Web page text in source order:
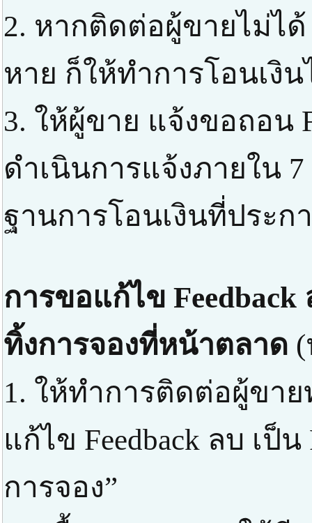
2. หากติดต่อผู้ขายไม่ไ
หาย ก็ให้ทำการโอนเงิ
3. ให้ผู้ขาย แจ้งขอถอน
ดำเนินการแจ้งภายใน
ฐานการโอนเงินที่ประก
การขอแก้ไข Feedback
ทิ้งการจองที่หน้าตลาด
1. ให้ทำการติดต่อผู้ขา
แก้ไข Feedback ลบ เป็น
การจอง”